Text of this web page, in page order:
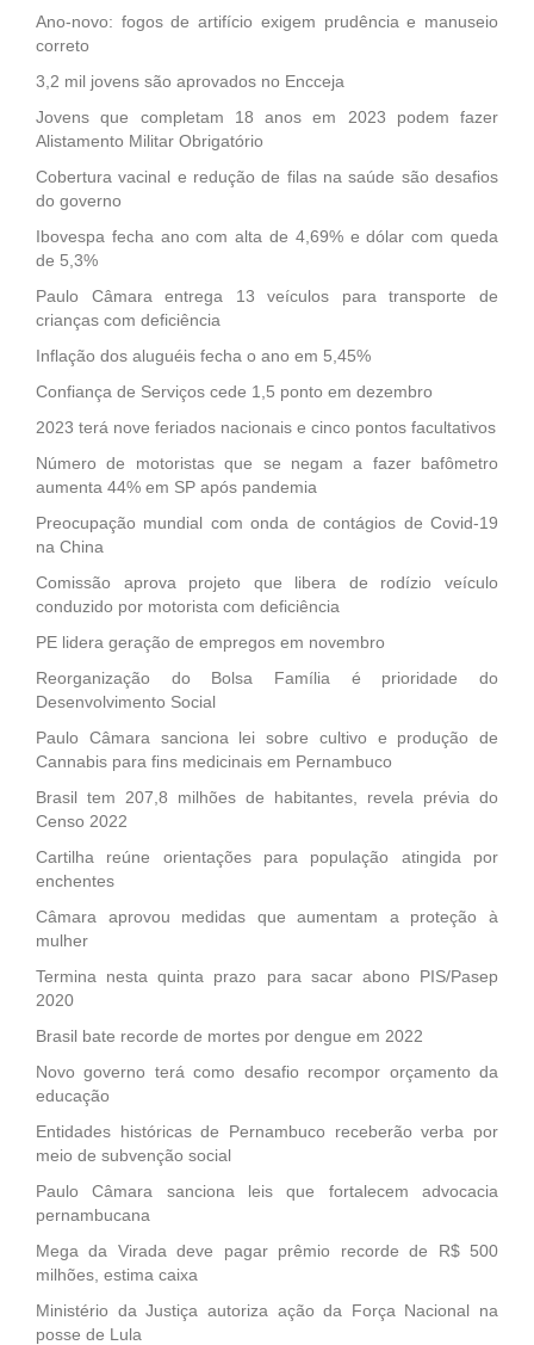
Ano-novo: fogos de artifício exigem prudência e manuseio
correto
3,2 mil jovens são aprovados no Encceja
Jovens que completam 18 anos em 2023 podem fazer
Alistamento Militar Obrigatório
Cobertura vacinal e redução de filas na saúde são desafios
do governo
Ibovespa fecha ano com alta de 4,69% e dólar com queda
de 5,3%
Paulo Câmara entrega 13 veículos para transporte de
crianças com deficiência
Inflação dos aluguéis fecha o ano em 5,45%
Confiança de Serviços cede 1,5 ponto em dezembro
2023 terá nove feriados nacionais e cinco pontos facultativos
Número de motoristas que se negam a fazer bafômetro
aumenta 44% em SP após pandemia
Preocupação mundial com onda de contágios de Covid-19
na China
Comissão aprova projeto que libera de rodízio veículo
conduzido por motorista com deficiência
PE lidera geração de empregos em novembro
Reorganização do Bolsa Família é prioridade do
Desenvolvimento Social
Paulo Câmara sanciona lei sobre cultivo e produção de
Cannabis para fins medicinais em Pernambuco
Brasil tem 207,8 milhões de habitantes, revela prévia do
Censo 2022
Cartilha reúne orientações para população atingida por
enchentes
Câmara aprovou medidas que aumentam a proteção à
mulher
Termina nesta quinta prazo para sacar abono PIS/Pasep
2020
Brasil bate recorde de mortes por dengue em 2022
Novo governo terá como desafio recompor orçamento da
educação
Entidades históricas de Pernambuco receberão verba por
meio de subvenção social
Paulo Câmara sanciona leis que fortalecem advocacia
pernambucana
Mega da Virada deve pagar prêmio recorde de R$ 500
milhões, estima caixa
Ministério da Justiça autoriza ação da Força Nacional na
posse de Lula